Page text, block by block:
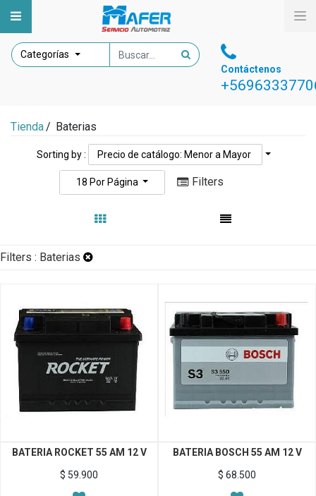
Categorías
Contáctenos
Tienda/ Baterias
Sorting by : Precio de catálogo: Menor a Mayor
18 Por Página Filters
Filters : Baterias
BATERIA ROCKET 55 AM 12 V
$ 59.900
BATERIA BOSCH 55 AM 12 V
$ 68.500